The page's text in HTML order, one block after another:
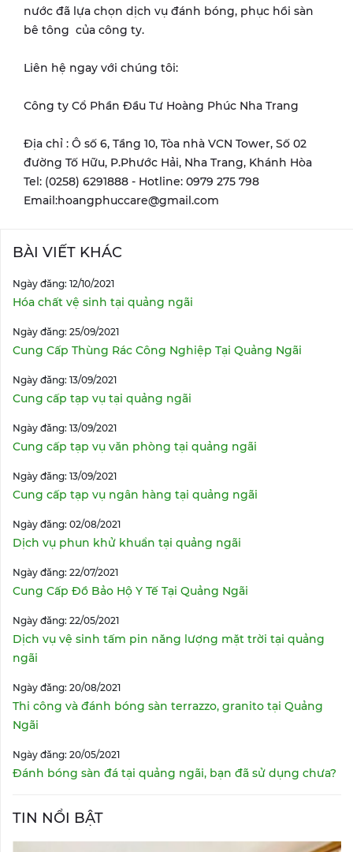
nước đã lựa chọn dịch vụ đánh bóng, phục hồi sàn
bê tông của công ty.
Liên hệ ngay với chúng tôi:
Công ty Cổ Phần Đầu Tư Hoàng Phúc Nha Trang
Địa chỉ : Ô số 6, Tầng 10, Tòa nhà VCN Tower, Số 02
đường Tố Hữu, P.Phước Hải, Nha Trang, Khánh Hòa
Tel: (0258) 6291888 - Hotline: 0979 275 798
Email:hoangphuccare@gmail.com
BÀI VIẾT KHÁC
Ngày đăng: 12/10/2021
Hóa chất vệ sinh tại quảng ngãi
Ngày đăng: 25/09/2021
Cung Cấp Thùng Rác Công Nghiệp Tại Quảng Ngãi
Ngày đăng: 13/09/2021
Cung cấp tạp vụ tại quảng ngãi
Ngày đăng: 13/09/2021
Cung cấp tạp vụ văn phòng tại quảng ngãi
Ngày đăng: 13/09/2021
Cung cấp tạp vụ ngân hàng tại quảng ngãi
Ngày đăng: 02/08/2021
Dịch vụ phun khử khuẩn tại quảng ngãi
Ngày đăng: 22/07/2021
Cung Cấp Đồ Bảo Hộ Y Tế Tại Quảng Ngãi
Ngày đăng: 22/05/2021
Dịch vụ vệ sinh tấm pin năng lượng mặt trời tại quảng
ngãi
Ngày đăng: 20/08/2021
Thi công và đánh bóng sàn terrazzo, granito tại Quảng
Ngãi
Ngày đăng: 20/05/2021
Đánh bóng sàn đá tại quảng ngãi, bạn đã sử dụng chưa?
TIN NỔI BẬT